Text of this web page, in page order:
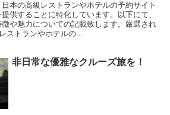
日本の高級レストランやホテルの予約サイト
供することに特化しています。以下にて、
や魅力についての記載致します。厳選され
ストランやホテルの...
非日常な優雅なクルーズ旅を！